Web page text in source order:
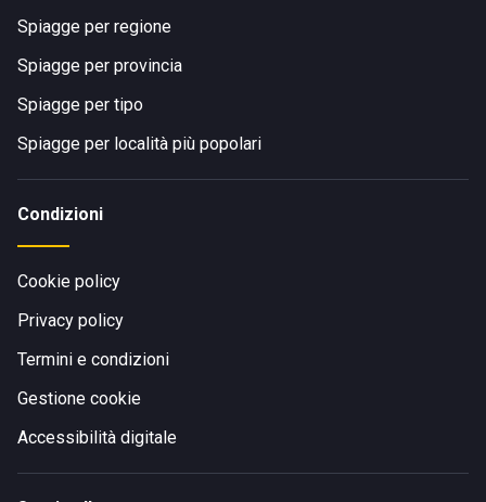
Spiagge per regione
Spiagge per provincia
Spiagge per tipo
Spiagge per località più popolari
Condizioni
Cookie policy
Privacy policy
Termini e condizioni
Gestione cookie
Accessibilità digitale